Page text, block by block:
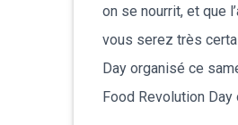
on se nourrit, et que
vous serez très
Day organisé ce
Food Revolution